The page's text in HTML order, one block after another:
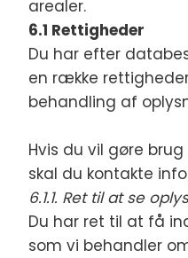
arealer.
6.1 Rettigheder
Du har efter
en række
behandling af
Hvis du vil gøre
skal du kontakte
6.1.1. Ret til at se
Du har ret til at få
som vi behandler